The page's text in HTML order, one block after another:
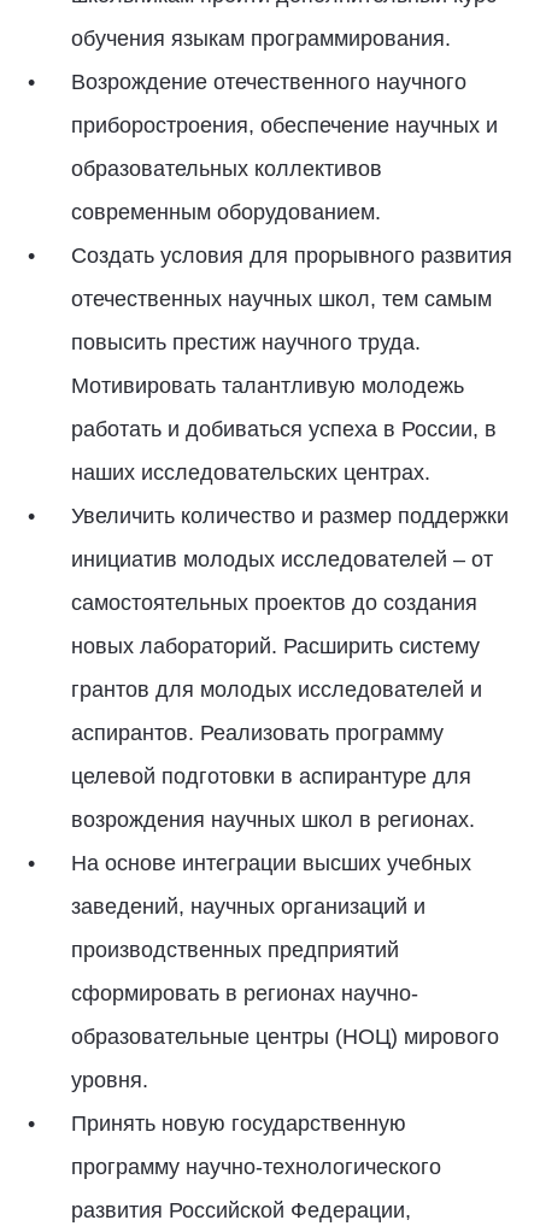
обучения языкам программирования.
Возрождение отечественного научного
приборостроения, обеспечение научных и
образовательных коллективов
современным оборудованием.
Создать условия для прорывного развития
отечественных научных школ, тем самым
повысить престиж научного труда.
Мотивировать талантливую молодежь
работать и добиваться успеха в России, в
наших исследовательских центрах.
Увеличить количество и размер поддержки
инициатив молодых исследователей – от
самостоятельных проектов до создания
новых лабораторий. Расширить систему
грантов для молодых исследователей и
аспирантов. Реализовать программу
целевой подготовки в аспирантуре для
возрождения научных школ в регионах.
На основе интеграции высших учебных
заведений, научных организаций и
производственных предприятий
сформировать в регионах научно-
образовательные центры (НОЦ) мирового
уровня.
Принять новую государственную
программу научно-технологического
развития Российской Федерации,